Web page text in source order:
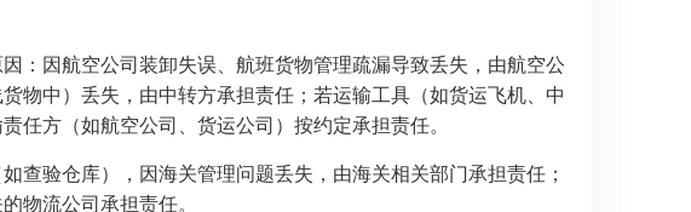
：因航空公司装卸失误、航班货物管理疏漏导致丢失，由航空公
物中）丢失，由中转方承担责任；若运输工具（如货运飞机、中
任方（如航空公司、货运公司）按约定承担责任。
查验仓库），因海关管理问题丢失，由海关相关部门承担责任；
物流公司承担责任。